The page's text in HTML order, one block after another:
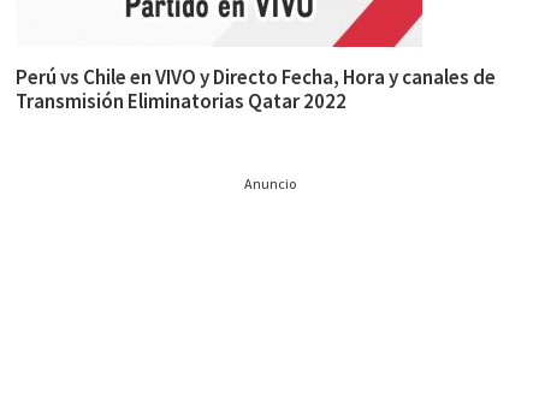
Perú vs Chile en VIVO y Directo Fecha, Hora y canales de
Transmisión Eliminatorias Qatar 2022
Anuncio